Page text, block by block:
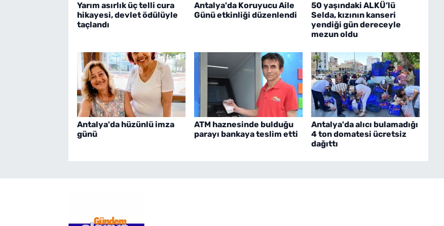
Yarım asırlık üç telli cura
hikayesi, devlet ödülüyle
taçlandı
Antalya'da Koruyucu Aile
Günü etkinliği düzenlendi
50 yaşındaki ALKÜ’lü
Selda, kızının kanseri
yendiği gün dereceyle
mezun oldu
Antalya'da hüzünlü imza
günü
ATM haznesinde bulduğu
parayı bankaya teslim etti
Antalya'da alıcı bulamadığı
4 ton domatesi ücretsiz
dağıttı